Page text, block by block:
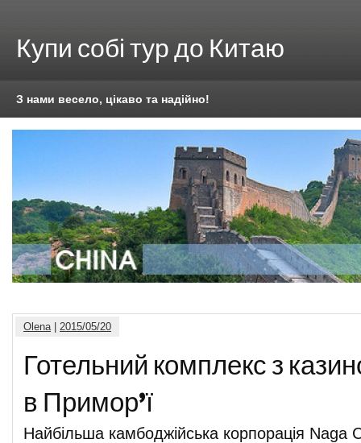
Купи собі тур до Китаю
З нами весело, цікаво та надійно!
Olena| 2015/05/20
Готельний комплекс з
в Примор’ї
Найбільша камбоджійська корпорація Naga